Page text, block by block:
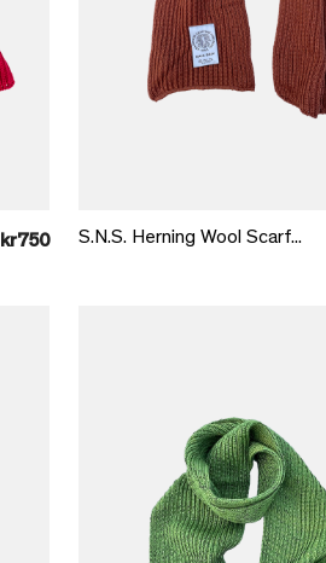
kr750 S.N.S. Herning Wool Scarf...